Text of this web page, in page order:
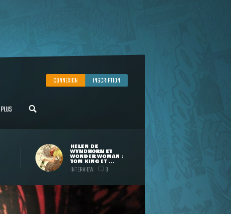
CONNEXION INSCRIPTION
PLUS
HELEN DE
WYNDHORN ET
WONDER WOMAN :
TOM KING ET ...
INTERVIEW 3